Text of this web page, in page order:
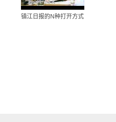
镇江日报的N种打开方式